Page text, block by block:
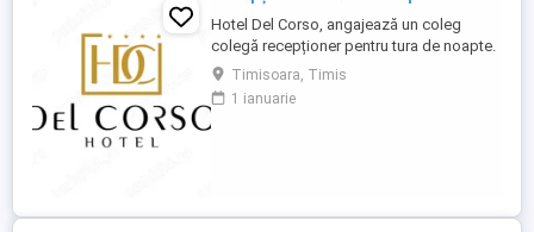
Hotel Del Corso, angajează un coleg
colegă recepționer pentru tura de noapte.
Responsabilități: - cunoașterea imbii
engleze obligatorie; - ture: 2 ture de 12h, 2
zile libere, doar de noapte; - să fii o
Timisoara, Timis
1 ianuarie